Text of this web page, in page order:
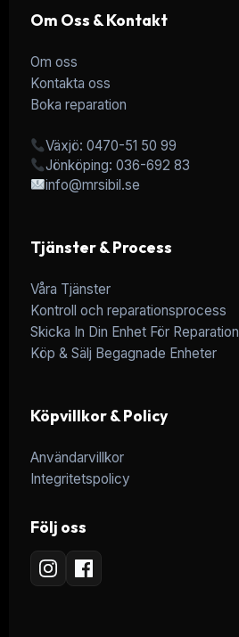
Om Oss & Kontakt
Om oss
Kontakta oss
Boka reparation
Växjö: 0470-51 50 99
Jönköping: 036-692 83
info@mrsibil.se
Tjänster & Process
Våra Tjänster
Kontroll och reparationsprocess
Skicka In Din Enhet För Reparation
Köp & Sälj Begagnade Enheter
Köpvillkor & Policy
Användarvillkor
Integritetspolicy
Följ oss